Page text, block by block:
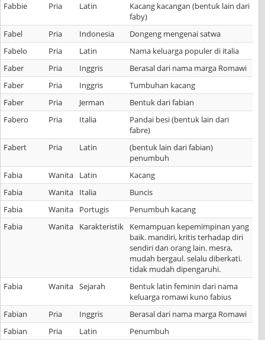
Fabbie
Pria Latin
Kacang kacangan (bentuk lain dari
faby)
Fabel
Pria Indonesia
Dongeng mengenai satwa
Fabelo
Pria Latin
Nama keluarga populer di italia
Faber
Pria Inggris
Berasal dari nama marga Romawi
Faber
Pria Inggris
Tumbuhan kacang
Faber
Pria Jerman
Bentuk dari fabian
Fabero
Pria Italia
Pandai besi (bentuk lain dari
fabre)
Fabert
Pria Latin
(bentuk lain dari fabian)
penumbuh
Fabia
Wanita Latin
Kacang
Fabia
Wanita Italia
Buncis
Fabia
Wanita Portugis
Penumbuh kacang
Fabia
Wanita Karakteristik
Kemampuan kepemimpinan yang
baik. mandiri, kritis terhadap diri
sendiri dan orang lain. mesra,
mudah bergaul. selalu diberkati.
tidak mudah dipengaruhi.
Fabia
Wanita Sejarah
Bentuk latin feminin dari nama
keluarga romawi kuno fabius
Fabian
Pria Inggris
Berasal dari nama marga Romawi
Fabian
Pria Latin
Penumbuh